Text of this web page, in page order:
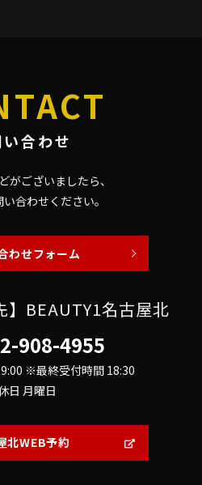
合わせ
がございましたら、
合わせください。
わせフォーム
】BEAUTY1名古屋北
908-4955
※最終受付時間 18:30
日 月曜日
北WEB予約